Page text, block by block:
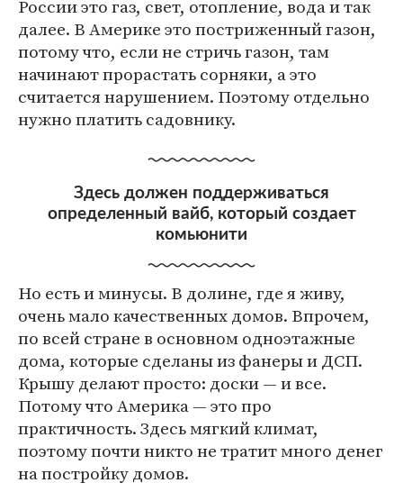
России это газ, свет, отопление, вода и так
далее. В Америке это постриженный газон,
потому что, если не стричь газон, там
начинают прорастать сорняки, а это
считается нарушением. Поэтому отдельно
нужно платить садовнику.
Здесь должен поддерживаться
определенный вайб, который создает
комьюнити
Но есть и минусы. В долине, где я живу,
очень мало качественных домов. Впрочем,
по всей стране в основном одноэтажные
дома, которые сделаны из фанеры и ДСП.
Крышу делают просто: доски — и все.
Потому что Америка — это про
практичность. Здесь мягкий климат,
поэтому почти никто не тратит много денег
на постройку домов.